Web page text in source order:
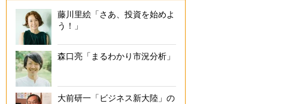
藤川里絵「さあ、投資を始めよ
う！」
森口亮「まるわかり市況分析」
大前研一「ビジネス新大陸」の